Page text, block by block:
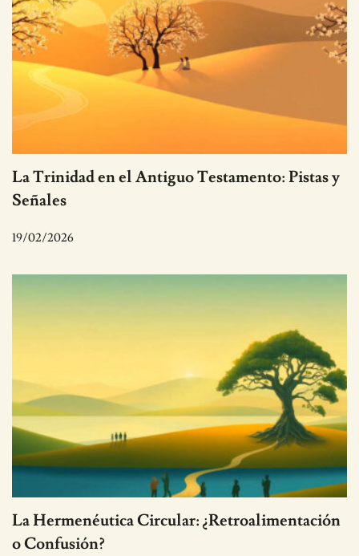
La Trinidad en el Antiguo Testamento: Pistas y
Señales
19/02/2026
La Hermenéutica Circular: ¿Retroalimentación
o Confusión?